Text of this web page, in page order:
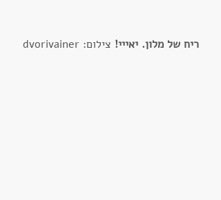
ריח של מלון. יאייי! צילום: dvorivainer